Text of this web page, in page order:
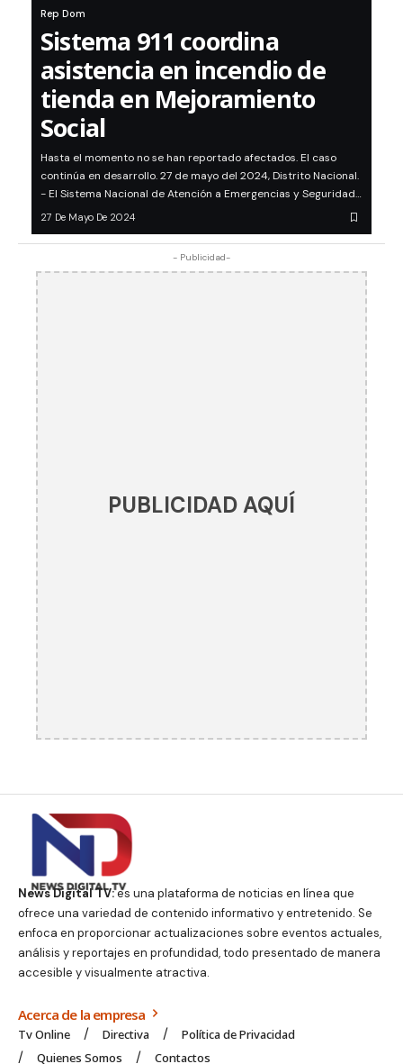
Rep Dom
Sistema 911 coordina
asistencia en incendio de
tienda en Mejoramiento
Social
Hasta el momento no se han reportado afectados. El caso
continúa en desarrollo. 27 de mayo del 2024, Distrito Nacional.
- El Sistema Nacional de Atención a Emergencias y Seguridad…
27 De Mayo De 2024
- Publicidad-
PUBLICIDAD AQUÍ
News Digital TV:es una plataforma de noticias en línea que
ofrece una variedad de contenido informativo y entretenido. Se
enfoca en proporcionar actualizaciones sobre eventos actuales,
análisis y reportajes en profundidad, todo presentado de manera
accesible y visualmente atractiva.
Acerca de la empresa
Tv Online Directiva
Política de Privacidad
Quienes Somos
Contactos